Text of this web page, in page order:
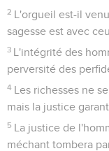
2 L'orgueil est-il
sagesse est avec
3 L'intégrité des
perversité des
4 Les richesses ne
mais la justice
5 La justice de
méchant tombera